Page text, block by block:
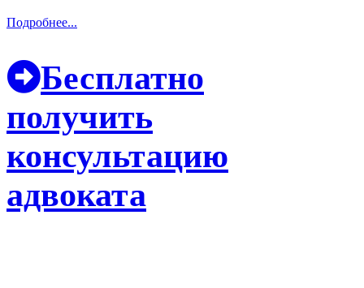
Подробнее...
Бесплатно
получить
консультацию
адвоката